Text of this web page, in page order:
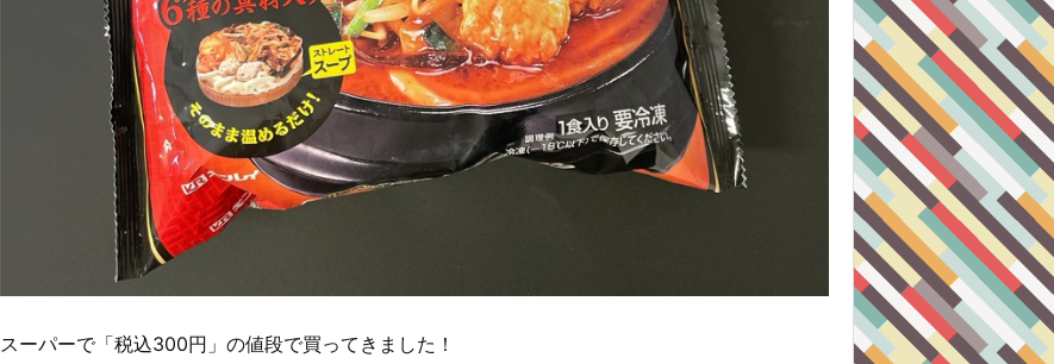
スーパーで「税込300円」の値段で買ってきました！